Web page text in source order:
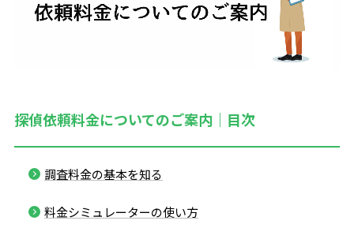
探偵依頼料金についてのご案内｜目次
調査料金の基本を知る
料金シミュレーターの使い方